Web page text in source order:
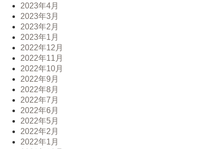
2023年4月
2023年3月
2023年2月
2023年1月
2022年12月
2022年11月
2022年10月
2022年9月
2022年8月
2022年7月
2022年6月
2022年5月
2022年2月
2022年1月